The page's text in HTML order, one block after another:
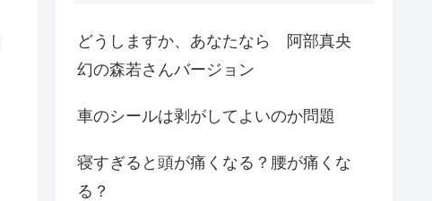
どうしますか、あなたなら 阿部真央
幻の森若さんバージョン
車のシールは剥がしてよいのか問題
寝すぎると頭が痛くなる？腰が痛くな
る？